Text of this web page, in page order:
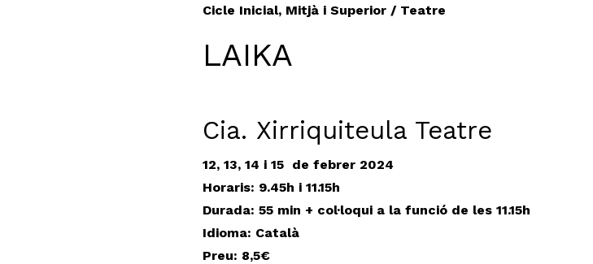
Cicle Inicial, Mitjà i Superior / Teatre
LAIKA
Cia. Xirriquiteula Teatre
12, 13, 14 i 15 de febrer 2024
Horaris: 9.45h i 11.15h
Durada: 55 min + col·loqui a la funció de les 11.15h
Idioma: Català
Preu: 8,5€